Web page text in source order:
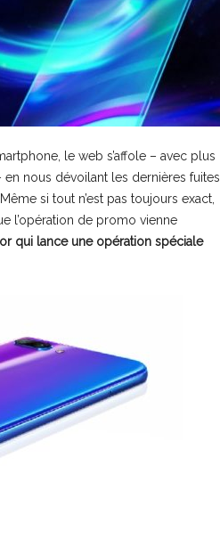
le web s’affole – avec plus
nous dévoilant les dernières fuites.
si tout n’est pas toujours exact,
l’opération de promo vienne
qui lance une opération spéciale